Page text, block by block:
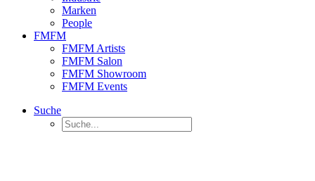
Marken
People
FMFM
FMFM Artists
FMFM Salon
FMFM Showroom
FMFM Events
Suche